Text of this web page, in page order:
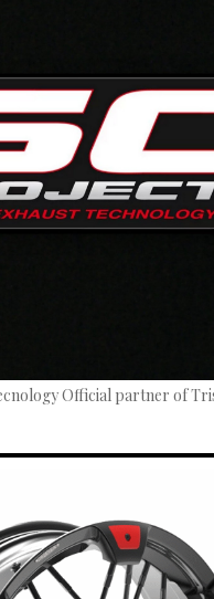
Official partner of